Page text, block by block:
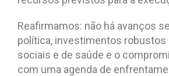
Reafirmamos: não há avanços
política, investimentos robustos
sociais e de saúde e o
com uma agenda de